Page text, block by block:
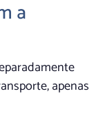
a
apenas